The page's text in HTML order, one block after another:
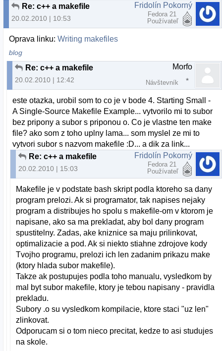
Re: c++ a makefile
20.02.2010 | 10:53
Fridolín Pokorný
Fedora 21
Používateľ
Oprava linku:Writing makefiles
blog
Re: c++ a makefile
20.02.2010 | 12:42
Morfo
Návštevník
este otazka, urobil som to co je v bode 4. Starting Small -
A Single-Source Makefile Example... vytvorilo mi to subor
bez pripony a subor s priponou o. Co je vlastne ten make
file? ako som z toho uplny lama... som myslel ze mi to
vytvori subor s nazvom makefile :D... a dik za link...
Re: c++ a makefile
20.02.2010 | 15:03
Fridolín Pokorný
Fedora 21
Používateľ
Makefile je v podstate bash skript podla ktoreho sa dany
program prelozi. Ak si programator, tak napises nejaky
program a distribujes ho spolu s makefile-om v ktorom je
napisane, ako sa ma prekladat, aby bol dany program
spustitelny. Zadas, ake kniznice sa maju prilinkovat,
optimalizacie a pod. Ak si niekto stiahne zdrojove kody
Tvojho programu, prelozi ich len zadanim prikazu make
(ktory hlada subor makefile).
Takze ak postupujes podla toho manualu, vysledkom by
mal byt subor makefile, ktory je tebou napisany - pravidla
prekladu.
Subory .o su vysledkom kompilacie, ktore staci "uz len"
zlinkovat.
Odporucam si o tom nieco precitat, kedze to asi studujes
na skole.